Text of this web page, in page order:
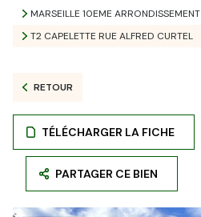
MARSEILLE 10EME ARRONDISSEMENT
T2 CAPELETTE RUE ALFRED CURTEL
RETOUR
TÉLÉCHARGER LA FICHE
PARTAGER CE BIEN